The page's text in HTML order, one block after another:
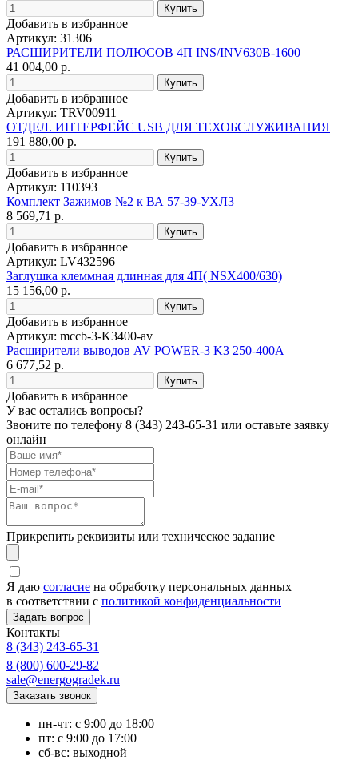
Добавить в избранное
Артикул: 31306
РАСШИРИТЕЛИ ПОЛЮСОВ 4П INS/INV630B-1600
41 004,00 р.
Добавить в избранное
Артикул: TRV00911
ОТДЕЛ. ИНТЕРФЕЙС USB ДЛЯ ТЕХОБСЛУЖИВАНИЯ
191 880,00 р.
Добавить в избранное
Артикул: 110393
Комплект Зажимов №2 к ВА 57-39-УХЛ3
8 569,71 р.
Добавить в избранное
Артикул: LV432596
Заглушка клеммная длинная для 4П( NSX400/630)
15 156,00 р.
Добавить в избранное
Артикул: mccb-3-K3400-av
Расширители выводов AV POWER-3 K3 250-400А
6 677,52 р.
Добавить в избранное
У вас остались вопросы?
Звоните по телефону 8 (343) 243-65-31 или оставьте заявку
онлайн
Прикрепить реквизиты или техническое задание
Я даю согласие на обработку персональных данных
в соответствии с политикой конфиденциальности
Контакты
8 (343) 243-65-31
8 (800) 600-29-82
sale@energogradek.ru
пн-чт: с 9:00 до 18:00
пт: с 9:00 до 17:00
сб-вс: выходной